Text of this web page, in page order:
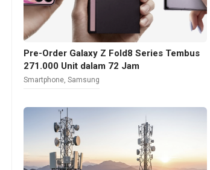
Pre-Order Galaxy Z Fold8 Series Tembus
271.000 Unit dalam 72 Jam
Smartphone ,Samsung